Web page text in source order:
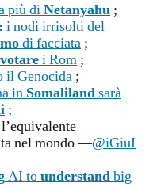
più diNetanyahu ;
i nodi irrisolti del
di facciata ;
votarei Rom ;
il Genocida ;
in Somalilandsarà
;
nel mondo —@iGiuI
AI tounderstandbig